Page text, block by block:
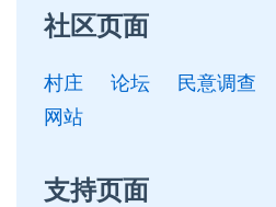
社区页面
村庄 论坛 民意调查
网站
支持页面